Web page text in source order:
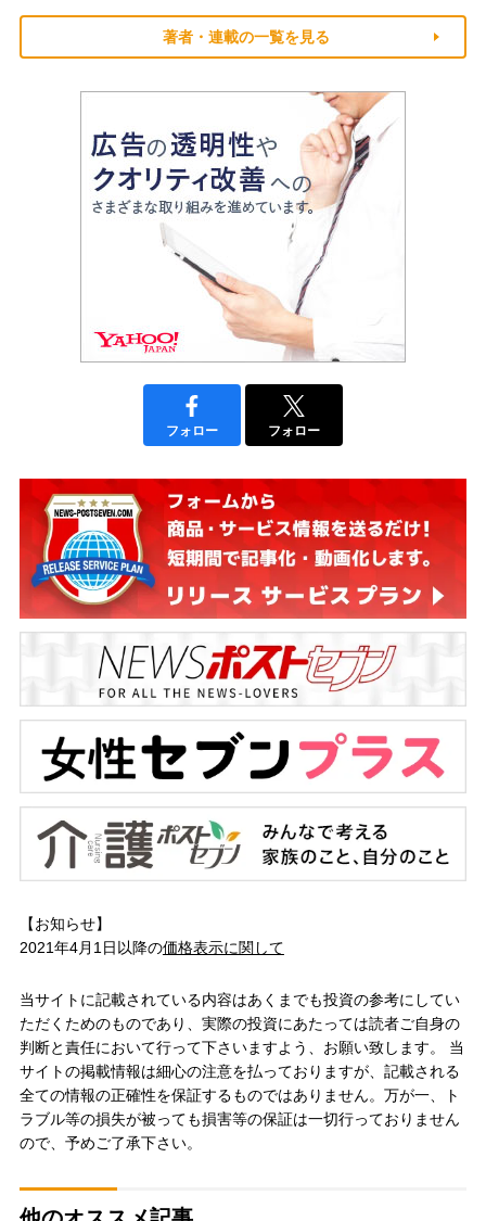
著者・連載の一覧を見る
フォロー フォロー
【お知らせ】
2021年4月1日以降の価格表示に関して
当サイトに記載されている内容はあくまでも投資の参考にしてい
ただくためのものであり、実際の投資にあたっては読者ご自身の
判断と責任において行って下さいますよう、お願い致します。 当
サイトの掲載情報は細心の注意を払っておりますが、記載される
全ての情報の正確性を保証するものではありません。万が一、ト
ラブル等の損失が被っても損害等の保証は一切行っておりません
ので、予めご了承下さい。